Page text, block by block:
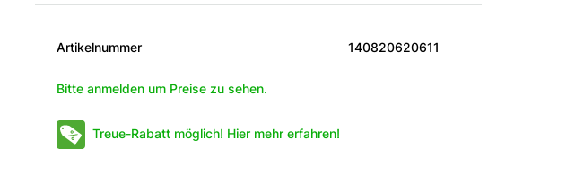
Artikelnummer 140820620611
Bitte anmelden um Preise zu sehen.
Treue-Rabatt möglich! Hier mehr erfahren!